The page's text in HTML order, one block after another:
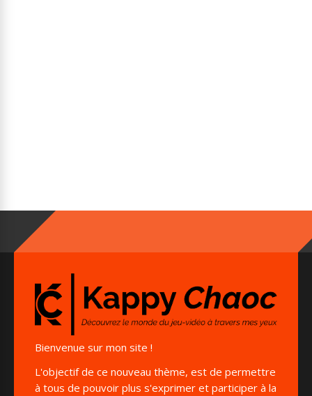
Bienvenue sur mon site !
L'objectif de ce nouveau thème, est de permettre
à tous de pouvoir plus s'exprimer et participer à la